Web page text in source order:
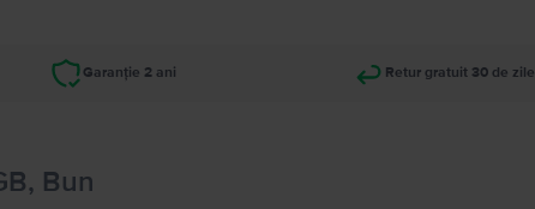
Garanție 2 ani Retur gratuit 30 de zile
Bun